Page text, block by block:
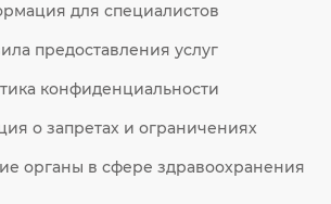
для специалистов
предоставления услуг
конфиденциальности
о запретах и ограничениях
органы в сфере здравоохранения